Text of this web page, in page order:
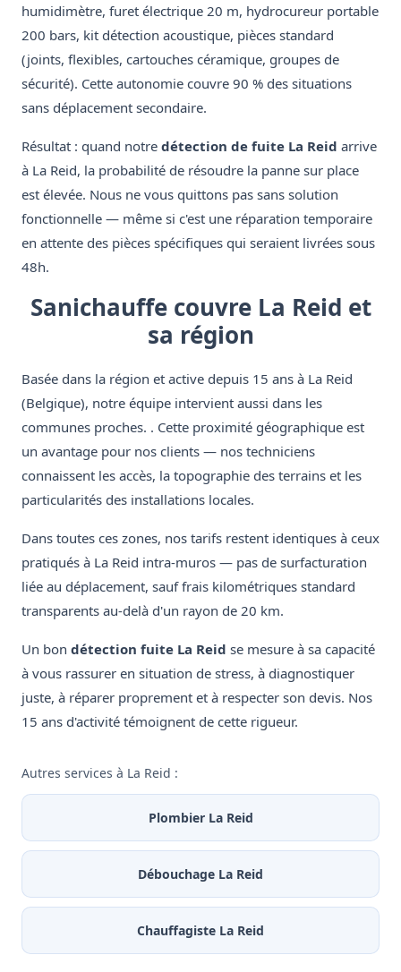
humidimètre, furet électrique 20 m, hydrocureur portable
200 bars, kit détection acoustique, pièces standard
(joints, flexibles, cartouches céramique, groupes de
sécurité). Cette autonomie couvre 90 % des situations
sans déplacement secondaire.
Résultat : quand notre détection de fuite La Reid arrive
à La Reid, la probabilité de résoudre la panne sur place
est élevée. Nous ne vous quittons pas sans solution
fonctionnelle — même si c'est une réparation temporaire
en attente des pièces spécifiques qui seraient livrées sous
48h.
Sanichauffe couvre La Reid et
sa région
Basée dans la région et active depuis 15 ans à La Reid
(Belgique), notre équipe intervient aussi dans les
communes proches. . Cette proximité géographique est
un avantage pour nos clients — nos techniciens
connaissent les accès, la topographie des terrains et les
particularités des installations locales.
Dans toutes ces zones, nos tarifs restent identiques à ceux
pratiqués à La Reid intra-muros — pas de surfacturation
liée au déplacement, sauf frais kilométriques standard
transparents au-delà d'un rayon de 20 km.
Un bon détection fuite La Reid se mesure à sa capacité
à vous rassurer en situation de stress, à diagnostiquer
juste, à réparer proprement et à respecter son devis. Nos
15 ans d'activité témoignent de cette rigueur.
Autres services à La Reid :
Plombier La Reid
Débouchage La Reid
Chauffagiste La Reid